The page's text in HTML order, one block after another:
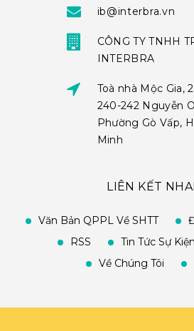
ib@interbra.vn
CÔNG TY TNHH
INTERBRA
Toà nhà Mộc Gia,
240-242 Nguyễn
Phường Gò Vấp,
Minh
LIÊN KẾT
Văn Bản QPPL Về SHTT
RSS
Tin Tức Sự Kiện
Về Chúng Tôi